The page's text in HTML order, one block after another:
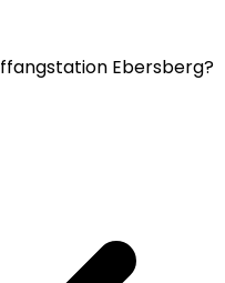
Ebersberg?